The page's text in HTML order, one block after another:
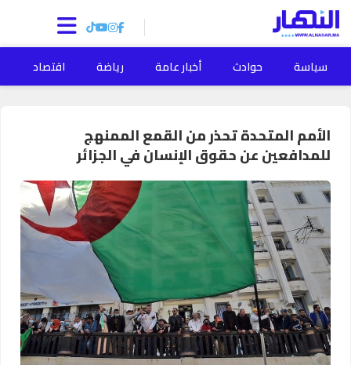
سياسة حوادث أخبار عامة رياضة اقتصاد
الأمم المتحدة تحذر من القمع الممنهج
للمدافعين عن حقوق الإنسان في الجزائر